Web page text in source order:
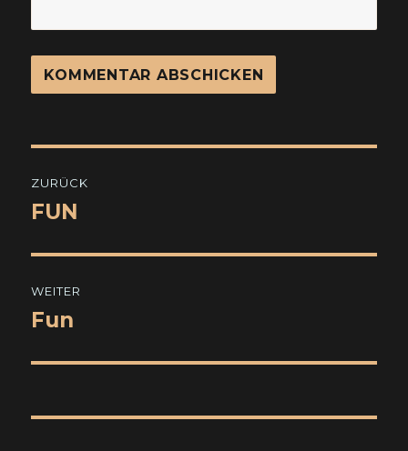
ZURÜCK
Vorheriger
FUN
WEITER
Nächster
Fun